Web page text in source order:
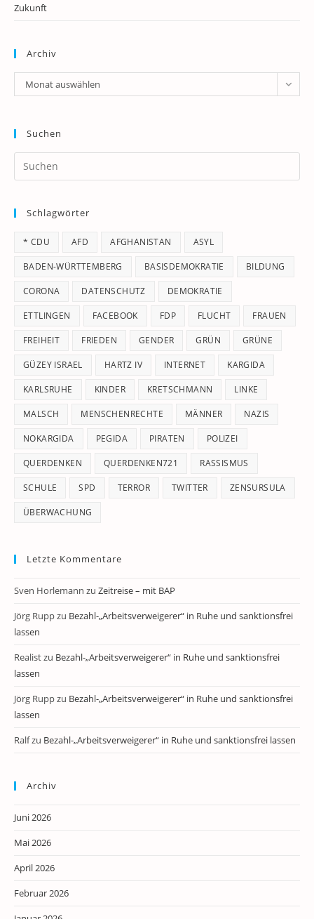
Zukunft
Archiv
Archiv
Monat auswählen
Suchen
Schlagwörter
* CDU AFD AFGHANISTAN ASYL
BADEN-WÜRTTEMBERG BASISDEMOKRATIE BILDUNG
CORONA DATENSCHUTZ DEMOKRATIE
ETTLINGEN FACEBOOK FDP FLUCHT FRAUEN
FREIHEIT FRIEDEN GENDER GRÜN GRÜNE
GÜZEY ISRAEL HARTZ IV INTERNET KARGIDA
KARLSRUHE KINDER KRETSCHMANN LINKE
MALSCH MENSCHENRECHTE MÄNNER NAZIS
NOKARGIDA PEGIDA PIRATEN POLIZEI
QUERDENKEN QUERDENKEN721 RASSISMUS
SCHULE SPD TERROR TWITTER ZENSURSULA
ÜBERWACHUNG
Letzte Kommentare
Sven Horlemann zu Zeitreise – mit BAP
Jörg Ruppzu Bezahl-„Arbeitsverweigerer“ in Ruhe und sanktionsfrei
lassen
Realistzu Bezahl-„Arbeitsverweigerer“ in Ruhe und sanktionsfrei
lassen
Jörg Ruppzu Bezahl-„Arbeitsverweigerer“ in Ruhe und sanktionsfrei
lassen
Ralfzu Bezahl-„Arbeitsverweigerer“ in Ruhe und sanktionsfrei lassen
Archiv
Juni 2026
Mai 2026
April 2026
Februar 2026